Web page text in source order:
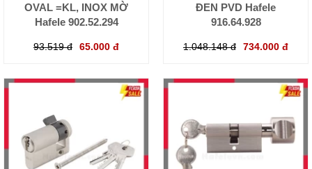
OVAL =KL, INOX MỜ
Hafele 902.52.294
93.519 đ 65.000 đ
ĐEN PVD Hafele
916.64.928
1.048.148 đ 734.000 đ